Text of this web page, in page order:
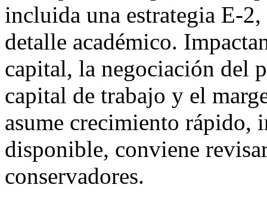
incluida una estrategia E-
detalle académico.
capital, la negociación del
capital de trabajo y el
asume crecimiento rápido,
disponible, conviene
conservadores.